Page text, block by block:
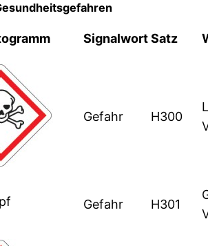
Signalwort Satz
Gefahr H300
Gefahr H301